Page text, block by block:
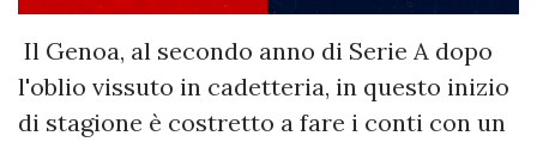
Il Genoa, al secondo anno di Serie A dopo
l'oblio vissuto in cadetteria, in questo inizio
di stagione è costretto a fare i conti con un